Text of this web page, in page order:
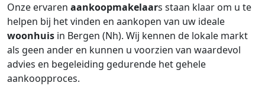
Onze ervaren aankoopmakelaars staan klaar om u te
helpen bij het vinden en aankopen van uw ideale
woonhuis in Bergen (Nh). Wij kennen de lokale markt
als geen ander en kunnen u voorzien van waardevol
advies en begeleiding gedurende het gehele
aankoopproces.